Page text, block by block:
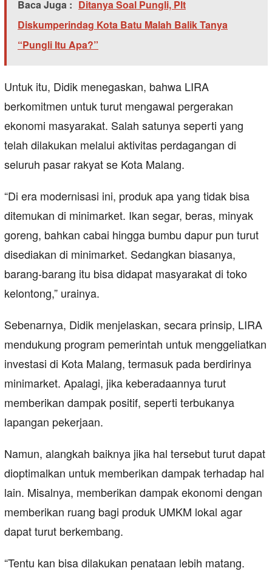
Baca Juga : Ditanya Soal Pungli, Plt
Diskumperindag Kota Batu Malah Balik Tanya
“Pungli Itu Apa?”
Untuk itu, Didik menegaskan, bahwa LIRA
berkomitmen untuk turut mengawal pergerakan
ekonomi masyarakat. Salah satunya seperti yang
telah dilakukan melalui aktivitas perdagangan di
seluruh pasar rakyat se Kota Malang.
“Di era modernisasi ini, produk apa yang tidak bisa
ditemukan di minimarket. Ikan segar, beras, minyak
goreng, bahkan cabai hingga bumbu dapur pun turut
disediakan di minimarket. Sedangkan biasanya,
barang-barang itu bisa didapat masyarakat di toko
kelontong,” urainya.
Sebenarnya, Didik menjelaskan, secara prinsip, LIRA
mendukung program pemerintah untuk menggeliatkan
investasi di Kota Malang, termasuk pada berdirinya
minimarket. Apalagi, jika keberadaannya turut
memberikan dampak positif, seperti terbukanya
lapangan pekerjaan.
Namun, alangkah baiknya jika hal tersebut turut dapat
dioptimalkan untuk memberikan dampak terhadap hal
lain. Misalnya, memberikan dampak ekonomi dengan
memberikan ruang bagi produk UMKM lokal agar
dapat turut berkembang.
“Tentu kan bisa dilakukan penataan lebih matang.